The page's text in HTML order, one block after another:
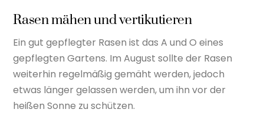
Rasen mähen und vertikutieren
Ein gut gepflegter Rasen ist das A und O eines
gepflegten Gartens. Im August sollte der Rasen
weiterhin regelmäßig gemäht werden, jedoch
etwas länger gelassen werden, um ihn vor der
heißen Sonne zu schützen.